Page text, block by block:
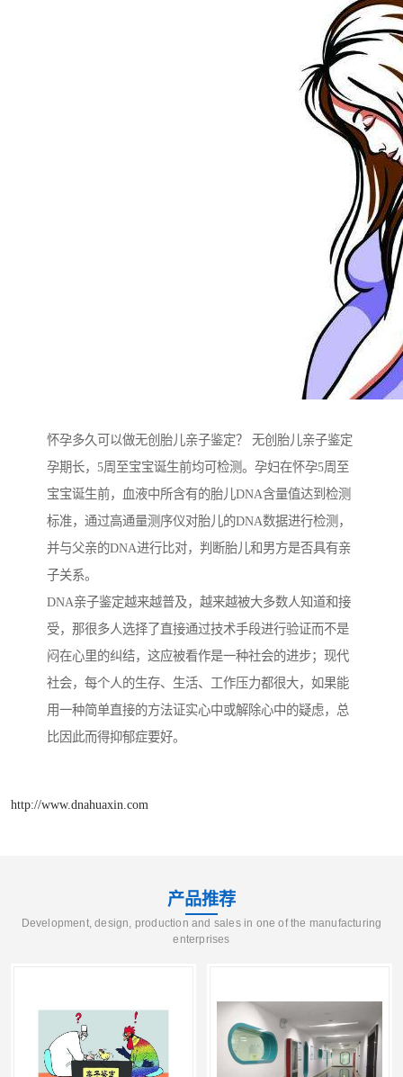
怀孕多久可以做无创胎儿亲子鉴定？ 无创胎儿亲子鉴定
孕期长，5周至宝宝诞生前均可检测。孕妇在怀孕5周至
宝宝诞生前，血液中所含有的胎儿DNA含量值达到检测
标准，通过高通量测序仪对胎儿的DNA数据进行检测，
并与父亲的DNA进行比对，判断胎儿和男方是否具有亲
子关系。
DNA亲子鉴定越来越普及，越来越被大多数人知道和接
受，那很多人选择了直接通过技术手段进行验证而不是
闷在心里的纠结，这应被看作是一种社会的进步；现代
社会，每个人的生存、生活、工作压力都很大，如果能
用一种简单直接的方法证实心中或解除心中的疑虑，总
比因此而得抑郁症要好。
http://www.dnahuaxin.com
产品推荐
Development, design, production and sales in one of the manufacturing
enterprises